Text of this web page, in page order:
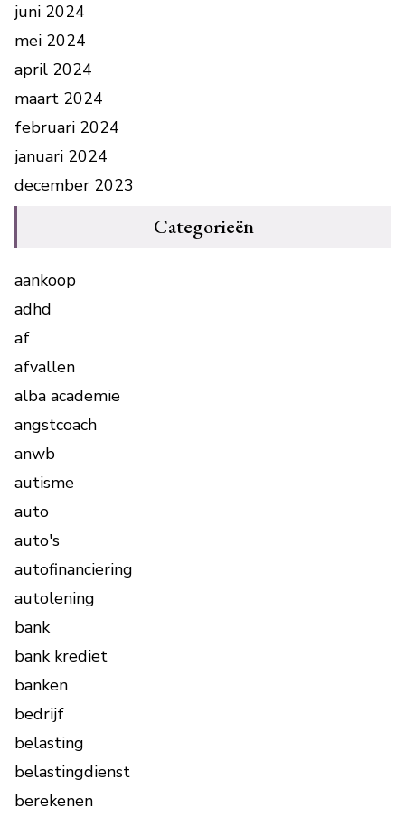
juni 2024
mei 2024
april 2024
maart 2024
februari 2024
januari 2024
december 2023
Categorieën
aankoop
adhd
af
afvallen
alba academie
angstcoach
anwb
autisme
auto
auto's
autofinanciering
autolening
bank
bank krediet
banken
bedrijf
belasting
belastingdienst
berekenen